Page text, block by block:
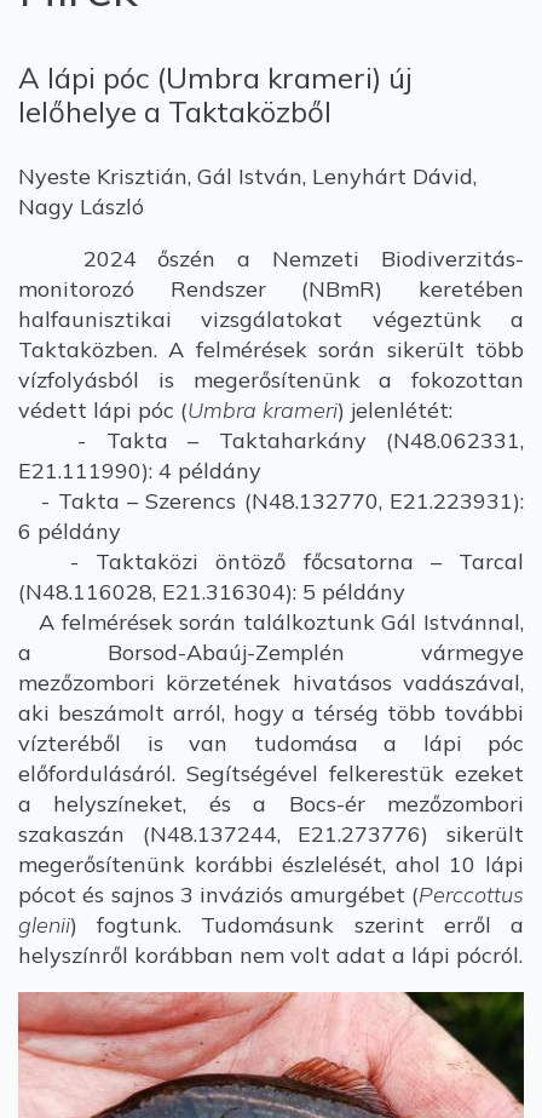
A lápi póc (Umbra krameri) új
lelőhelye a Taktaközből
Nyeste Krisztián, Gál István, Lenyhárt Dávid,
Nagy László
2024 őszén a Nemzeti Biodiverzitás-
monitorozó Rendszer (NBmR) keretében
halfaunisztikai vizsgálatokat végeztünk a
Taktaközben. A felmérések során sikerült több
vízfolyásból is megerősítenünk a fokozottan
védett lápi póc (Umbra krameri) jelenlétét:
- Takta – Taktaharkány (N48.062331,
E21.111990): 4 példány
- Takta – Szerencs (N48.132770, E21.223931):
6 példány
- Taktaközi öntöző főcsatorna – Tarcal
(N48.116028, E21.316304): 5 példány
A felmérések során találkoztunk Gál Istvánnal,
a Borsod-Abaúj-Zemplén vármegye
mezőzombori körzetének hivatásos vadászával,
aki beszámolt arról, hogy a térség több további
vízteréből is van tudomása a lápi póc
előfordulásáról. Segítségével felkerestük ezeket
a helyszíneket, és a Bocs-ér mezőzombori
szakaszán (N48.137244, E21.273776) sikerült
megerősítenünk korábbi észlelését, ahol 10 lápi
pócot és sajnos 3 inváziós amurgébet (Perccottus
glenii) fogtunk. Tudomásunk szerint erről a
helyszínről korábban nem volt adat a lápi pócról.